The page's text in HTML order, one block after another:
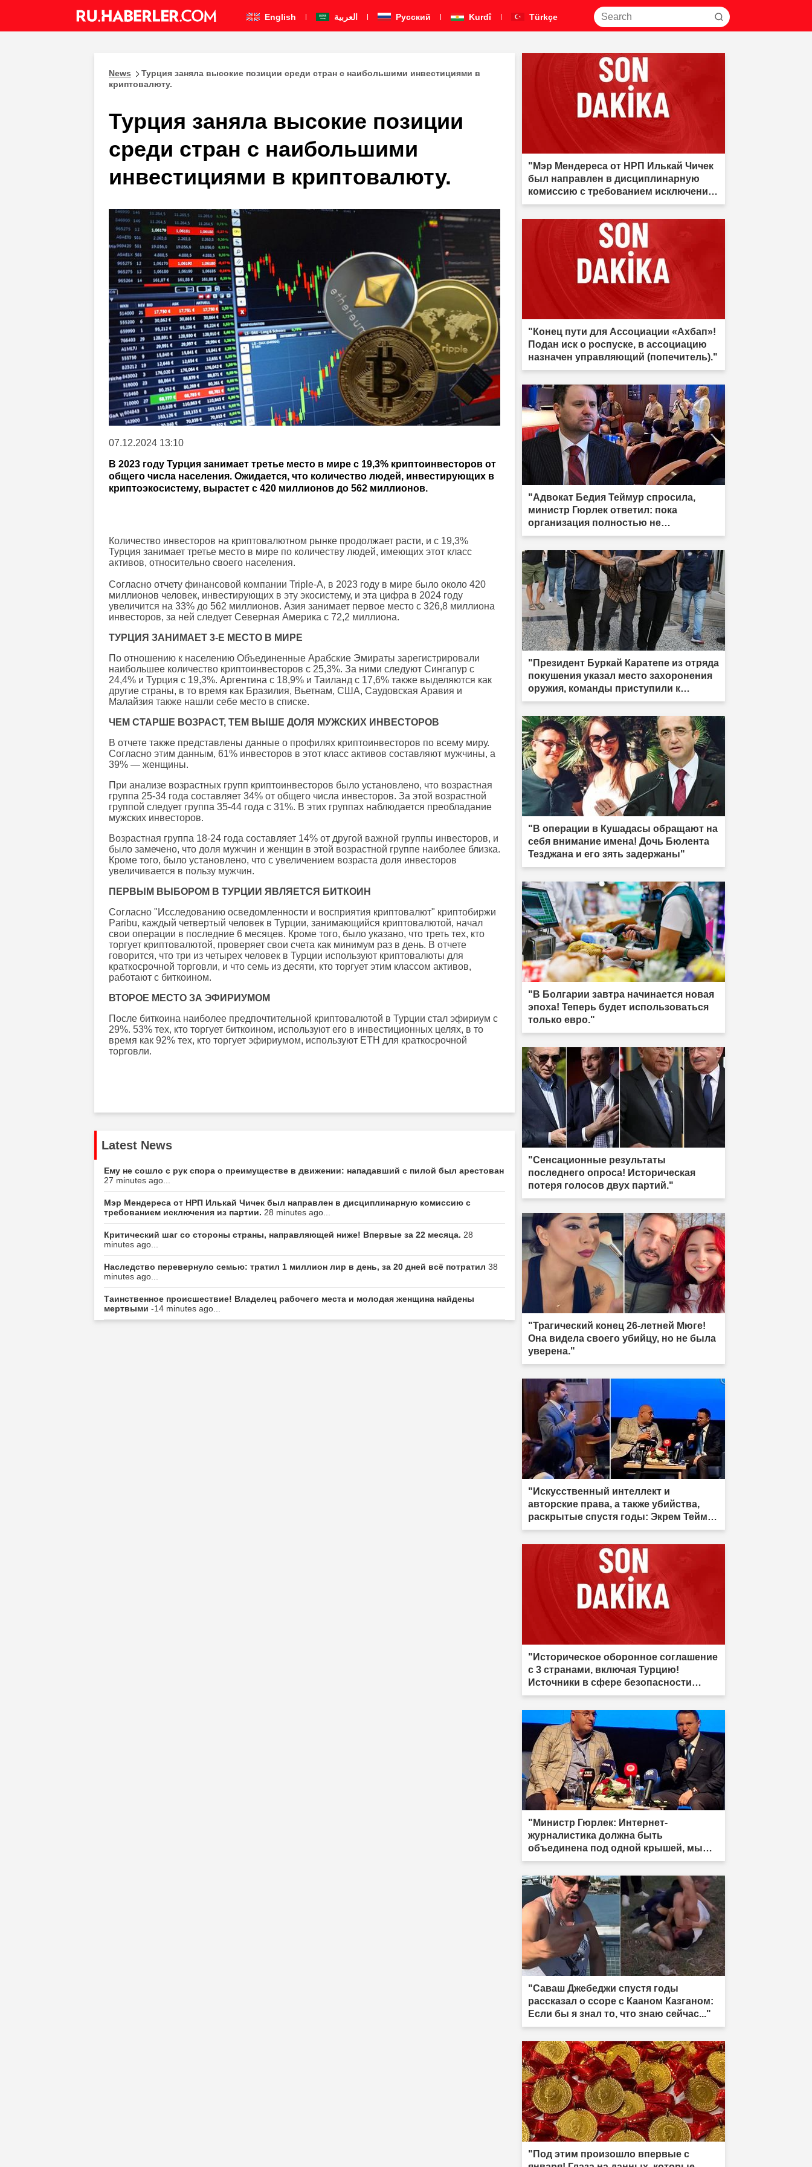
English العربية Pусский Kurdî Türkçe
News
Турция заняла высокие позиции среди стран с наибольшими инвестициями в
криптовалюту.
Турция заняла высокие позиции
среди стран с наибольшими
инвестициями в криптовалюту.
07.12.2024 13:10
В 2023 году Турция занимает третье место в мире с 19,3% криптоинвесторов от
общего числа населения. Ожидается, что количество людей, инвестирующих в
криптоэкосистему, вырастет с 420 миллионов до 562 миллионов.
Количество инвесторов на криптовалютном рынке продолжает расти, и с 19,3%
Турция занимает третье место в мире по количеству людей, имеющих этот класс
активов, относительно своего населения.
Согласно отчету финансовой компании Triple-A, в 2023 году в мире было около 420
миллионов человек, инвестирующих в эту экосистему, и эта цифра в 2024 году
увеличится на 33% до 562 миллионов. Азия занимает первое место с 326,8 миллиона
инвесторов, за ней следует Северная Америка с 72,2 миллиона.
ТУРЦИЯ ЗАНИМАЕТ 3-Е МЕСТО В МИРЕ
По отношению к населению Объединенные Арабские Эмираты зарегистрировали
наибольшее количество криптоинвесторов с 25,3%. За ними следуют Сингапур с
24,4% и Турция с 19,3%. Аргентина с 18,9% и Таиланд с 17,6% также выделяются как
другие страны, в то время как Бразилия, Вьетнам, США, Саудовская Аравия и
Малайзия также нашли себе место в списке.
ЧЕМ СТАРШЕ ВОЗРАСТ, ТЕМ ВЫШЕ ДОЛЯ МУЖСКИХ ИНВЕСТОРОВ
В отчете также представлены данные о профилях криптоинвесторов по всему миру.
Согласно этим данным, 61% инвесторов в этот класс активов составляют мужчины, а
39% — женщины.
При анализе возрастных групп криптоинвесторов было установлено, что возрастная
группа 25-34 года составляет 34% от общего числа инвесторов. За этой возрастной
группой следует группа 35-44 года с 31%. В этих группах наблюдается преобладание
мужских инвесторов.
Возрастная группа 18-24 года составляет 14% от другой важной группы инвесторов, и
было замечено, что доля мужчин и женщин в этой возрастной группе наиболее близка.
Кроме того, было установлено, что с увеличением возраста доля инвесторов
увеличивается в пользу мужчин.
ПЕРВЫМ ВЫБОРОМ В ТУРЦИИ ЯВЛЯЕТСЯ БИТКОИН
Согласно "Исследованию осведомленности и восприятия криптовалют" криптобиржи
Paribu, каждый четвертый человек в Турции, занимающийся криптовалютой, начал
свои операции в последние 6 месяцев. Кроме того, было указано, что треть тех, кто
торгует криптовалютой, проверяет свои счета как минимум раз в день. В отчете
говорится, что три из четырех человек в Турции используют криптовалюты для
краткосрочной торговли, и что семь из десяти, кто торгует этим классом активов,
работают с биткоином.
ВТОРОЕ МЕСТО ЗА ЭФИРИУМОМ
После биткоина наиболее предпочтительной криптовалютой в Турции стал эфириум с
29%. 53% тех, кто торгует биткоином, используют его в инвестиционных целях, в то
время как 92% тех, кто торгует эфириумом, используют ETH для краткосрочной
торговли.
Latest News
Ему не сошло с рук спора о преимуществе в движении: нападавший с пилой был арестован
27 minutes ago...
Мэр Мендереса от НРП Илькай Чичек был направлен в дисциплинарную комиссию с
требованием исключения из партии. 28 minutes ago...
Критический шаг со стороны страны, направляющей ниже! Впервые за 22 месяца. 28
minutes ago...
Наследство перевернуло семью: тратил 1 миллион лир в день, за 20 дней всё потратил 38
minutes ago...
Таинственное происшествие! Владелец рабочего места и молодая женщина найдены
мертвыми -14 minutes ago...
"Мэр Мендереса от НРП Илькай Чичек
был направлен в дисциплинарную
комиссию с требованием исключения
из партии."
"Конец пути для Ассоциации «Ахбап»!
Подан иск о роспуске, в ассоциацию
назначен управляющий (попечитель)."
"Адвокат Бедия Теймур спросила,
министр Гюрлек ответил: пока
организация полностью не
распущена, закон не вступит в силу"
"Президент Буркай Каратепе из отряда
покушения указал место захоронения
оружия, команды приступили к
действиям."
"В операции в Кушадасы обращают на
себя внимание имена! Дочь Бюлента
Тезджана и его зять задержаны"
"В Болгарии завтра начинается новая
эпоха! Теперь будет использоваться
только евро."
"Сенсационные результаты
последнего опроса! Историческая
потеря голосов двух партий."
"Трагический конец 26-летней Мюге!
Она видела своего убийцу, но не была
уверена."
"Искусственный интеллект и
авторские права, а также убийства,
раскрытые спустя годы: Экрем Теймур
спросил, министр Гюрлек ответил"
"Историческое оборонное соглашение
с 3 странами, включая Турцию!
Источники в сфере безопасности
подтвердили"
"Министр Гюрлек: Интернет-
журналистика должна быть
объединена под одной крышей, мы
готовы к законодательному
регулированию"
"Саваш Джебеджи спустя годы
рассказал о ссоре с Кааном Казганом:
Если бы я знал то, что знаю сейчас..."
"Под этим произошло впервые с